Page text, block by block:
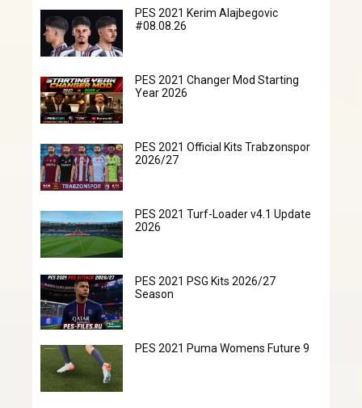
PES 2021 Kerim Alajbegovic
#08.08.26
PES 2021 Changer Mod Starting
Year 2026
PES 2021 Official Kits Trabzonspor
2026/27
PES 2021 Turf-Loader v4.1 Update
2026
PES 2021 PSG Kits 2026/27
Season
PES 2021 Puma Womens Future 9